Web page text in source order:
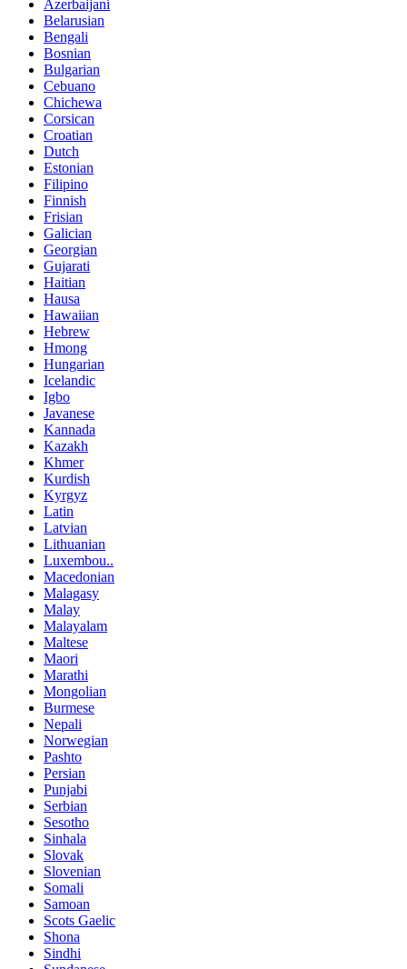
Azerbaijani
Belarusian
Bengali
Bosnian
Bulgarian
Cebuano
Chichewa
Corsican
Croatian
Dutch
Estonian
Filipino
Finnish
Frisian
Galician
Georgian
Gujarati
Haitian
Hausa
Hawaiian
Hebrew
Hmong
Hungarian
Icelandic
Igbo
Javanese
Kannada
Kazakh
Khmer
Kurdish
Kyrgyz
Latin
Latvian
Lithuanian
Luxembou..
Macedonian
Malagasy
Malay
Malayalam
Maltese
Maori
Marathi
Mongolian
Burmese
Nepali
Norwegian
Pashto
Persian
Punjabi
Serbian
Sesotho
Sinhala
Slovak
Slovenian
Somali
Samoan
Scots Gaelic
Shona
Sindhi